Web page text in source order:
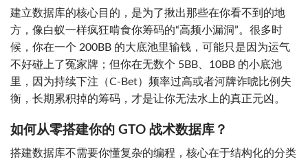
建立数据库的核心目的，是为了揪出那些在你看不到的地
方，像白蚁一样疯狂啃食你筹码的“高频小漏洞”。很多时
候，你在一个 200BB 的大底池里输钱，可能只是因为运气
不好碰上了冤家牌；但你在无数个 5BB、10BB 的小底池
里，因为持续下注（C-Bet）频率过高或者河牌诈唬比例失
衡，长期累积掉的筹码，才是让你无法水上的真正元凶。
如何从零搭建你的 GTO 战术数据库？
搭建数据库不需要你懂复杂的编程，核心在于结构化的分类